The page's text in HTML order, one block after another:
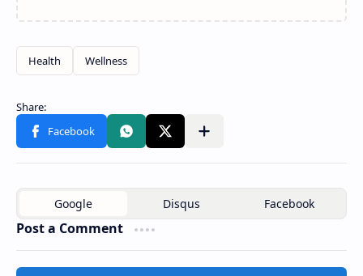
Post a Comment